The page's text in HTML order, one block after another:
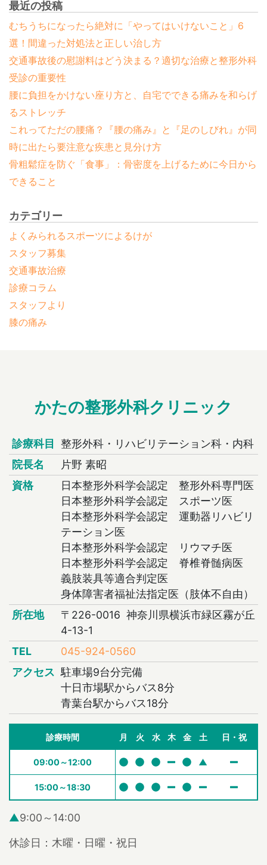
最近の投稿
むちうちになったら絶対に「やってはいけないこと」6
選！間違った対処法と正しい治し方
交通事故後の慰謝料はどう決まる？適切な治療と整形外科
受診の重要性
腰に負担をかけない座り方と、自宅でできる痛みを和らげ
るストレッチ
これってただの腰痛？『腰の痛み』と『足のしびれ』が同
時に出たら要注意な疾患と見分け方
骨粗鬆症を防ぐ「食事」：骨密度を上げるために今日から
できること
カテゴリー
よくみられるスポーツによるけが
スタッフより
スタッフ募集
交通事故治療
膝の痛み
診療コラム
かたの整形外科クリニック
診療科目
整形外科・リハビリテーション科・内科
院長名
片野 素昭
資格
日本整形外科学会認定 整形外科専門医
日本整形外科学会認定 スポーツ医
日本整形外科学会認定 運動器リハビリ
テーション医
日本整形外科学会認定 リウマチ医
日本整形外科学会認定 脊椎脊髄病医
義肢装具等適合判定医
身体障害者福祉法指定医（肢体不自由）
所在地
〒226-0016 神奈川県横浜市緑区霧が丘
4-13-1
TEL
045-924-0560
アクセス 駐車場9台分完備
十日市場駅からバス8分
青葉台駅からバス18分
診療時間 月 火 水 木 金 土 日・祝
09:00～12:00 ▲
15:00～18:30
▲9:00～14:00
休診日：木曜・日曜・祝日